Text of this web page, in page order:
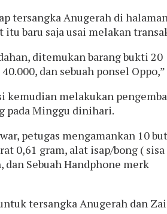
tersangka Anugerah di
itu baru saja usai melakan
ditemukan barang bukti 20
dan sebuah ponsel
kemudian melakukan
pada Minggu dinihari.
petugas mengamankan 10
0,61 gram, alat isap/bong (
dan Sebuah Handphone merk
tersangka Anugerah dan